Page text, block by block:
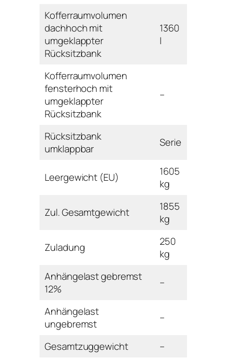
Kofferraumvolumen
dachhoch mit
umgeklappter
Rücksitzbank
1360
l
Kofferraumvolumen
fensterhoch mit
umgeklappter
Rücksitzbank
–
Rücksitzbank
umklappbar
Serie
Leergewicht (EU)
1605
kg
Zul. Gesamtgewicht
1855
kg
Zuladung
250
kg
Anhängelast gebremst
12%
–
Anhängelast
ungebremst
–
Gesamtzuggewicht
–